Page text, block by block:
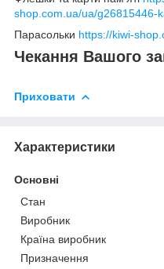
shop.com.ua/ua/g26815446-
Парасольки https://kiwi-
Чекання Вашого
Приховати
Характеристики
Основні
Стан
Виробник
Країна виробник
Призначення